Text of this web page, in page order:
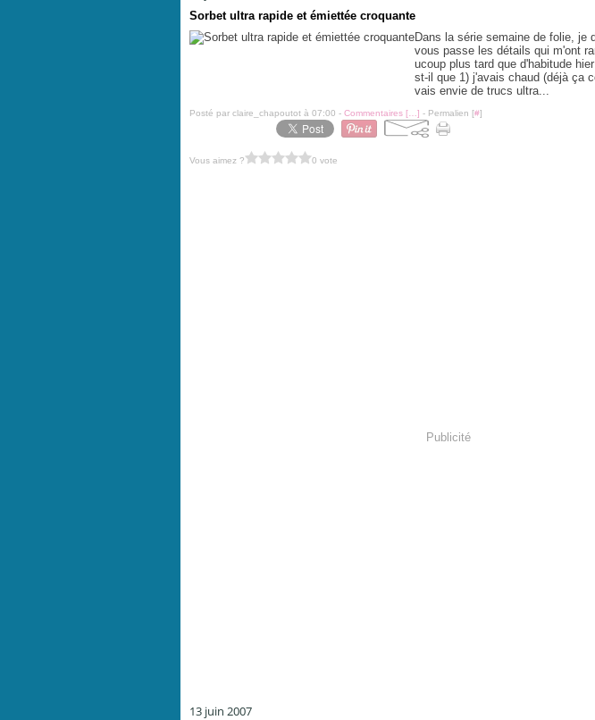
Sorbet ultra rapide et émiettée croquante
Dans la série semaine de folie, je
vous passe les détails qui m'ont
ucoup plus tard que d'habitude
st-il que 1) j'avais chaud (déjà ça
vais envie de trucs ultra...
Posté par claire_chapoutot à 07:00 - Commentaires [ ] - Permalien [#]
Vous aimez ? 0 vote
Publicité
13 juin 2007